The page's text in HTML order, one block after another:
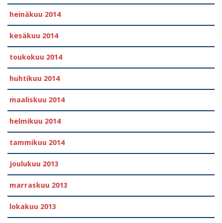
heinäkuu 2014
kesäkuu 2014
toukokuu 2014
huhtikuu 2014
maaliskuu 2014
helmikuu 2014
tammikuu 2014
joulukuu 2013
marraskuu 2013
lokakuu 2013